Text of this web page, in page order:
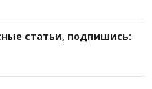
статьи, подпишись: